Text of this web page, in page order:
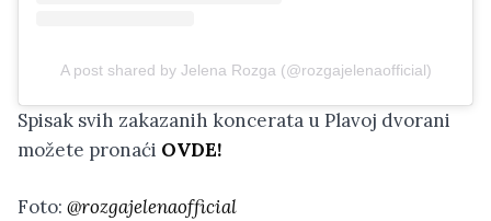
A post shared by Jelena Rozga (@rozgajelenaofficial)
Spisak svih zakazanih koncerata u Plavoj dvorani
možete pronaći OVDE!
Foto: @rozgajelenaofficial